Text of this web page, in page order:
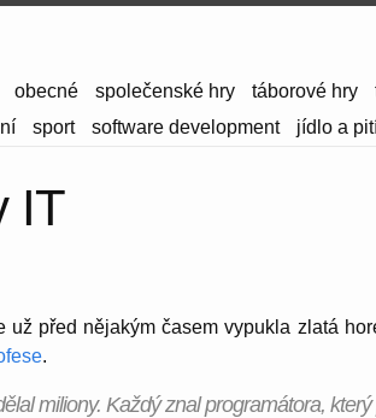
obecné společenské hry táborové hry
sport software development jídlo a
IT
už před nějakým časem vypukla zlatá
.
miliony. Každý znal programátora, který